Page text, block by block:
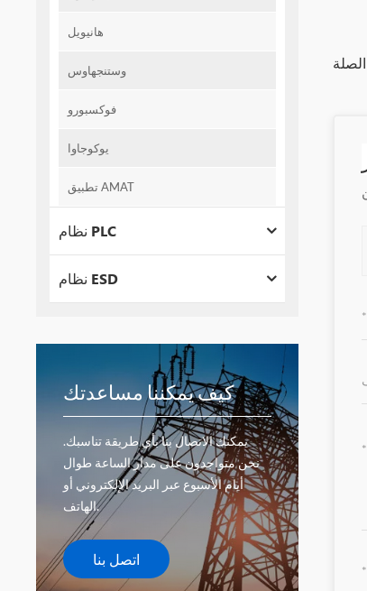
هانيويل
وستنجهاوس
فوكسبورو
يوكوجاوا
تطبيق AMAT
نظام PLC
نظام ESD
كيف يمكننا مساعدتك
يمكنك الاتصال بنا بأي طريقة تناسبك.
نحن متواجدون على مدار الساعة طوال
أيام الأسبوع عبر البريد الإلكتروني أو
الهاتف.
اتصل بنا